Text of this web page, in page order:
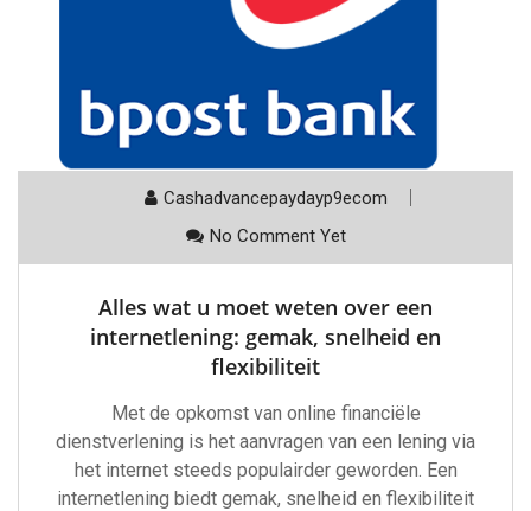
Cashadvancepaydayp9ecom
No Comment Yet
Alles wat u moet weten over een
internetlening: gemak, snelheid en
flexibiliteit
Met de opkomst van online financiële
dienstverlening is het aanvragen van een lening via
het internet steeds populairder geworden. Een
internetlening biedt gemak, snelheid en flexibiliteit